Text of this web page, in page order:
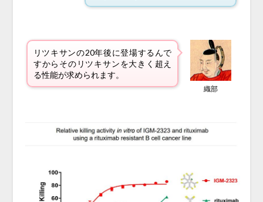
リツキサンの20年後に登場するんで
すからそのリツキサンを大きく超え
る性能が求められます。
織部